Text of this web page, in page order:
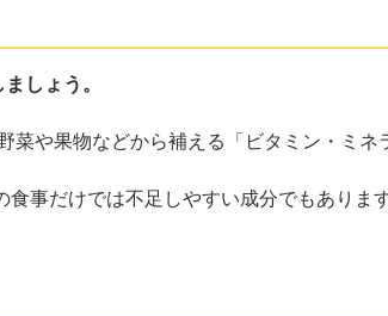
しょう。
や果物などから補える「ビタミン・ミネ
事だけでは不足しやすい成分でもありま